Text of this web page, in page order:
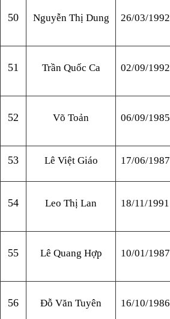
50 Nguyễn Thị Dung 26/03/1992
51 Trần Quốc Ca 02/09/1992
52 Võ Toản 06/09/1985
53 Lê Việt Giáo 17/06/1987
54 Leo Thị Lan 18/11/1991
55 Lê Quang Hợp 10/01/1987
56 Đỗ Văn Tuyên 16/10/1986